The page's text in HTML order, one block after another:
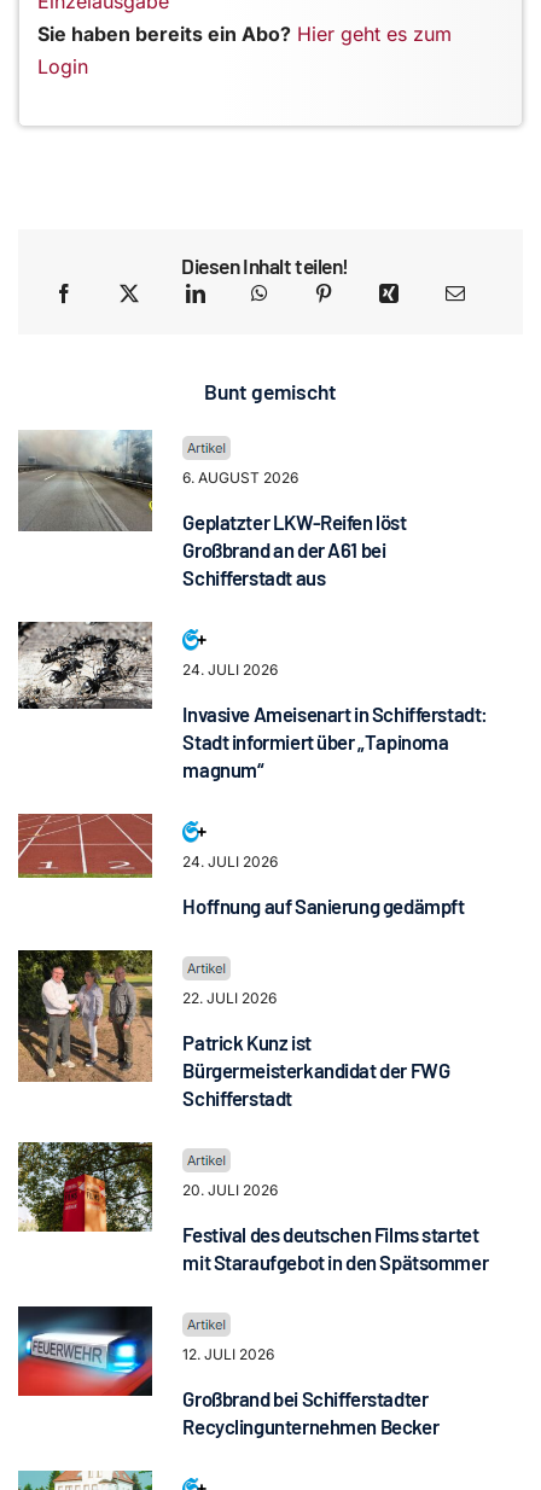
Sie haben bereits ein Abo? Hier geht es zum
Login
Diesen Inhalt teilen!
Bunt gemischt
6. AUGUST 2026
Geplatzter LKW-Reifen löst
Großbrand an der A61 bei
Schifferstadt aus
24. JULI 2026
Invasive Ameisenart in Schifferstadt:
Stadt informiert über „Tapinoma
magnum“
24. JULI 2026
Hoffnung auf Sanierung gedämpft
22. JULI 2026
Patrick Kunz ist
Bürgermeisterkandidat der FWG
Schifferstadt
20. JULI 2026
Festival des deutschen Films startet
mit Staraufgebot in den Spätsommer
12. JULI 2026
Großbrand bei Schifferstadter
Recyclingunternehmen Becker